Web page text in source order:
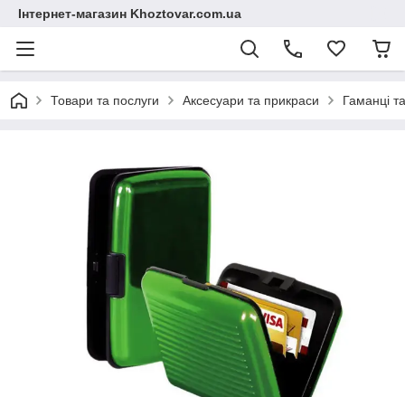
Інтернет-магазин Khoztovar.com.ua
Товари та послуги Аксесуари та прикраси Гаманці